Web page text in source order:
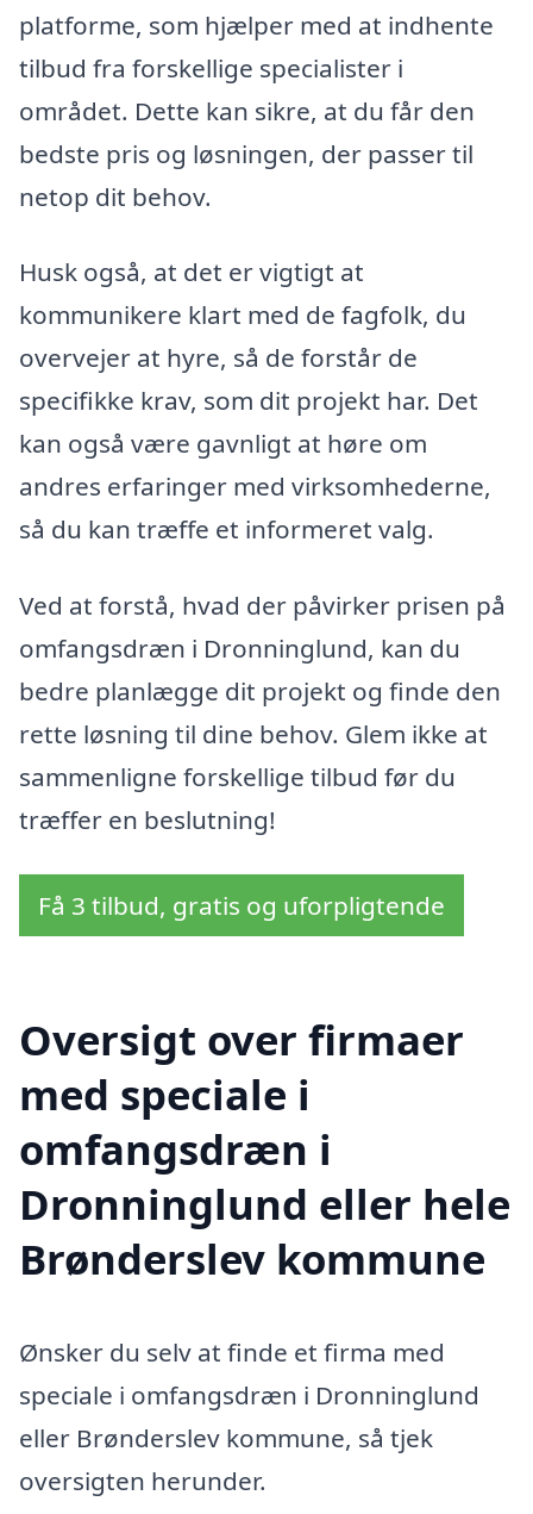
platforme, som hjælper med at indhente
tilbud fra forskellige specialister i
området. Dette kan sikre, at du får den
bedste pris og løsningen, der passer til
netop dit behov.
Husk også, at det er vigtigt at
kommunikere klart med de fagfolk, du
overvejer at hyre, så de forstår de
specifikke krav, som dit projekt har. Det
kan også være gavnligt at høre om
andres erfaringer med virksomhederne,
så du kan træffe et informeret valg.
Ved at forstå, hvad der påvirker prisen på
omfangsdræn i Dronninglund, kan du
bedre planlægge dit projekt og finde den
rette løsning til dine behov. Glem ikke at
sammenligne forskellige tilbud før du
træffer en beslutning!
Få 3 tilbud, gratis og uforpligtende
Oversigt over firmaer
med speciale i
omfangsdræn i
Dronninglund eller hele
Brønderslev kommune
Ønsker du selv at finde et firma med
speciale i omfangsdræn i Dronninglund
eller Brønderslev kommune, så tjek
oversigten herunder.